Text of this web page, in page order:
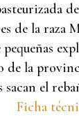
de la raza
de la
sacan el
Ficha